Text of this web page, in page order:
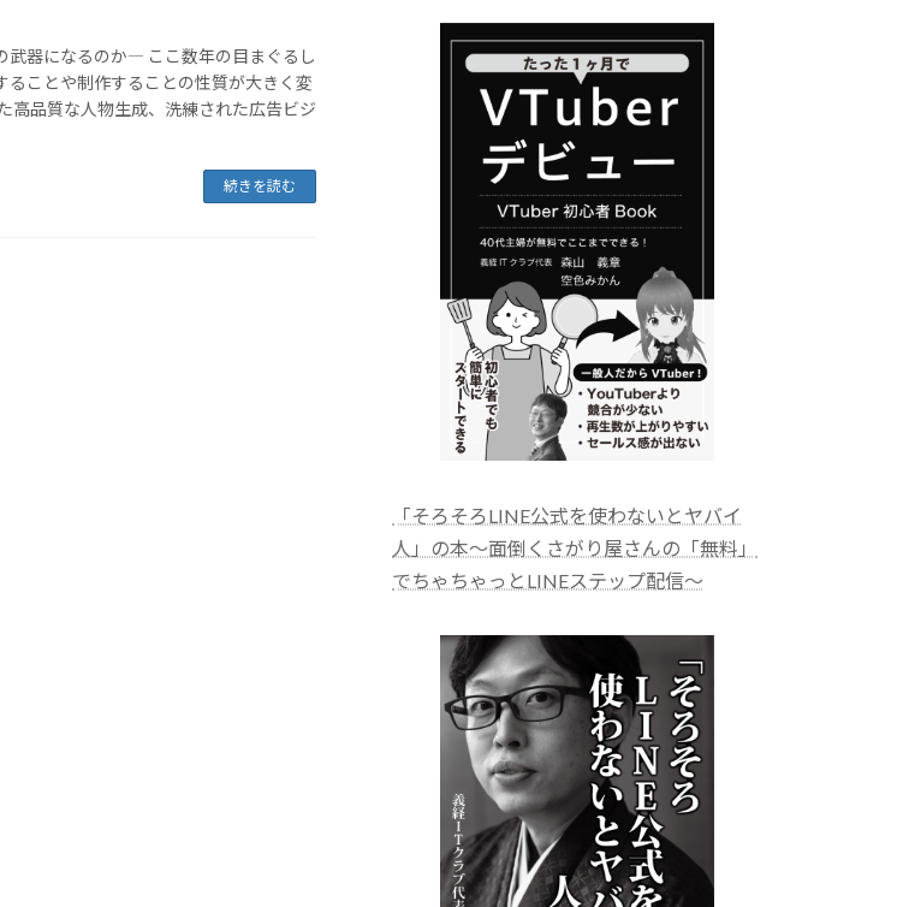
武器になるのか― ここ数年の目まぐるし
ることや制作することの性質が大きく変
高品質な人物生成、洗練された広告ビジ
続きを読む
「そろそろLINE公式を使わないとヤバイ
人」の本～面倒くさがり屋さんの「無料」
でちゃちゃっとLINEステップ配信～